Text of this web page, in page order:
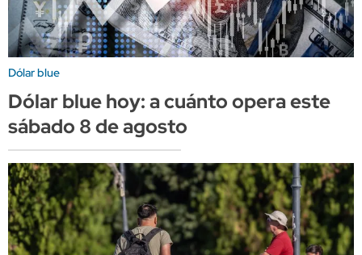
Dólar blue
Dólar blue hoy: a cuánto opera este
sábado 8 de agosto